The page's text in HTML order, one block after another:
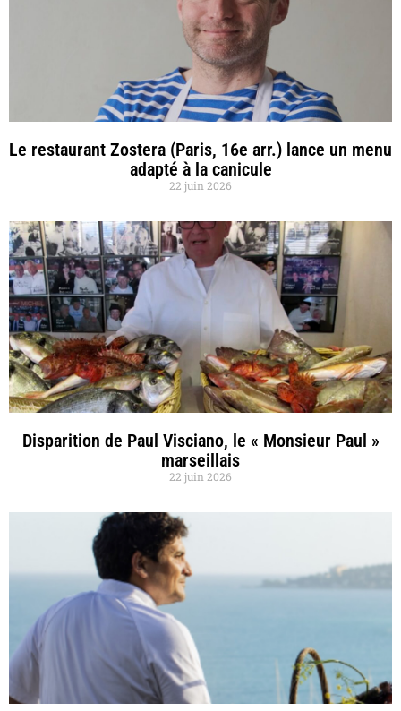
Le restaurant Zostera (Paris, 16e arr.) lance un menu
adapté à la canicule
22 juin 2026
Disparition de Paul Visciano, le « Monsieur Paul »
marseillais
22 juin 2026